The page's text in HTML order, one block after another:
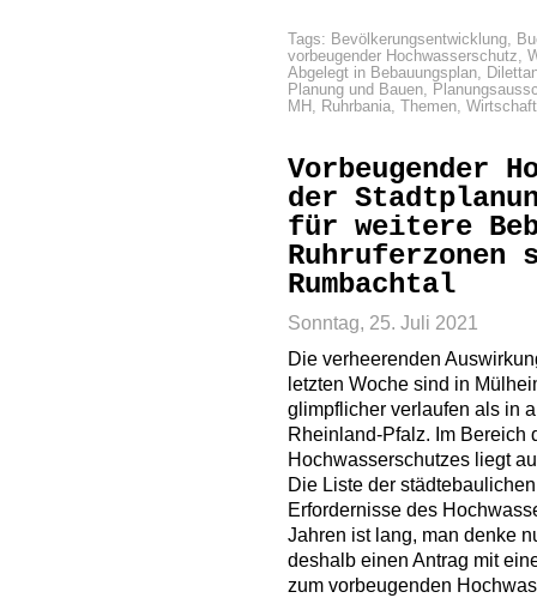
Tags: Bevölkerungsentwicklung,
vorbeugender Hochwasserschutz,
Abgelegt in Bebauungsplan,
Planung und Bauen,
MH , Ruhrbania, Themen,
Vorbeugender
der
für weitere
Ruhruferzonen
Rumbachtal
Sonntag, 25. Juli 2021
Die verheerenden
letzten Woche sind in
glimpflicher verlaufen als in
Rheinland-Pfalz. Im Bereich
Hochwasserschutzes liegt
Die Liste der
Erfordernisse des
Jahren ist lang, man denke
deshalb einen Antrag mit
zum vorbeugenden